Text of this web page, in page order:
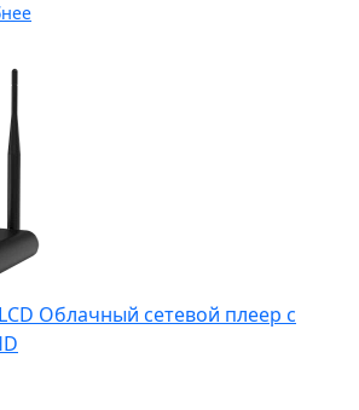
Облачный сетевой плеер с